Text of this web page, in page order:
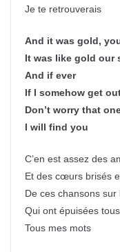
Je te retrouverais
And it was gold,
It was like gold our
And if ever
If I somehow get
Don’t worry that
I will find you
C’en est assez des
Et des cœurs brisés
De ces chansons
Qui ont épuisées
Tous mes mots